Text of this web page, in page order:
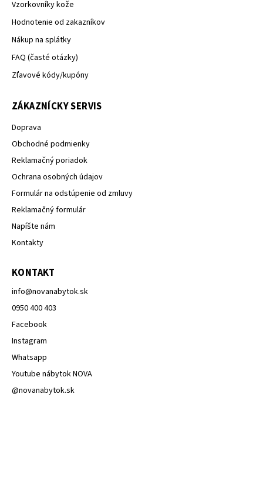
Vzorkovníky kože
Hodnotenie od zakazníkov
Nákup na splátky
FAQ (časté otázky)
Zľavové kódy/kupóny
ZÁKAZNÍCKY SERVIS
Doprava
Obchodné podmienky
Reklamačný poriadok
Ochrana osobných údajov
Formulár na odstúpenie od zmluvy
Reklamačný formulár
Napíšte nám
Kontakty
KONTAKT
info@novanabytok.sk
0950 400 403
Facebook
Instagram
Whatsapp
Youtube nábytok NOVA
@novanabytok.sk